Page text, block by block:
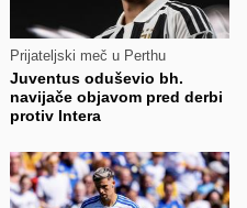
Prijateljski meč u Perthu
Juventus oduševio bh.
navijače objavom pred derbi
protiv Intera